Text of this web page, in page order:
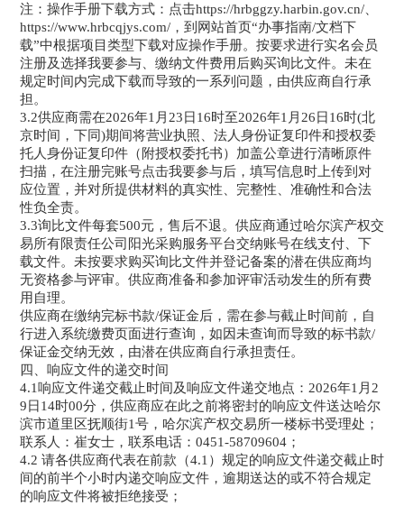
注：操作手册下载方式：点击https://hrbggzy.harbin.gov.cn/、
https://www.hrbcqjys.com/，到网站首页“办事指南/文档下
载”中根据项目类型下载对应操作手册。按要求进行实名会员
注册及选择我要参与、缴纳文件费用后购买询比文件。未在
规定时间内完成下载而导致的一系列问题，由供应商自行承
担。
3.2供应商需在2026年1月23日16时至2026年1月26日16时(北
京时间，下同)期间将营业执照、法人身份证复印件和授权委
托人身份证复印件（附授权委托书）加盖公章进行清晰原件
扫描，在注册完账号点击我要参与后，填写信息时上传到对
应位置，并对所提供材料的真实性、完整性、准确性和合法
性负全责。
3.3询比文件每套500元，售后不退。供应商通过哈尔滨产权交
易所有限责任公司阳光采购服务平台交纳账号在线支付、下
载文件。未按要求购买询比文件并登记备案的潜在供应商均
无资格参与评审。供应商准备和参加评审活动发生的所有费
用自理。
供应商在缴纳完标书款/保证金后，需在参与截止时间前，自
行进入系统缴费页面进行查询，如因未查询而导致的标书款/
保证金交纳无效，由潜在供应商自行承担责任。
四、响应文件的递交时间
4.1响应文件递交截止时间及响应文件递交地点：2026年1月2
9日14时00分，供应商应在此之前将密封的响应文件送达哈尔
滨市道里区抚顺街1号，哈尔滨产权交易所一楼标书受理处；
联系人：崔女士，联系电话：0451-58709604；
4.2 请各供应商代表在前款（4.1）规定的响应文件递交截止时
间的前半个小时内递交响应文件，逾期送达的或不符合规定
的响应文件将被拒绝接受；